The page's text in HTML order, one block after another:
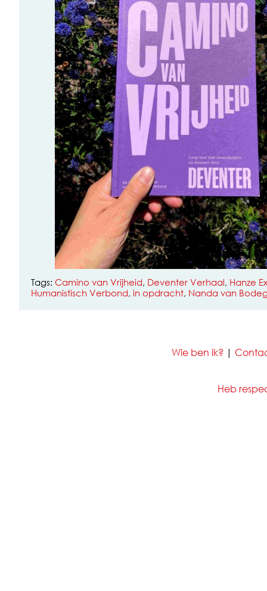
Tags: Camino van Vrijheid, Deventer Verhaal, Hanze
Humanistisch Verbond, in opdracht, Nanda van
Wie ben ik? |
Heb